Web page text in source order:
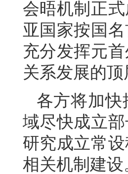
会晤机制正
亚国家按国
充分发挥元
关系发展的
各方将加
域尽快成立
研究成立常
相关机制建设